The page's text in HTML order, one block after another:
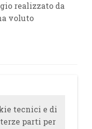
realizzato da
voluto
tecnici e di
parti per